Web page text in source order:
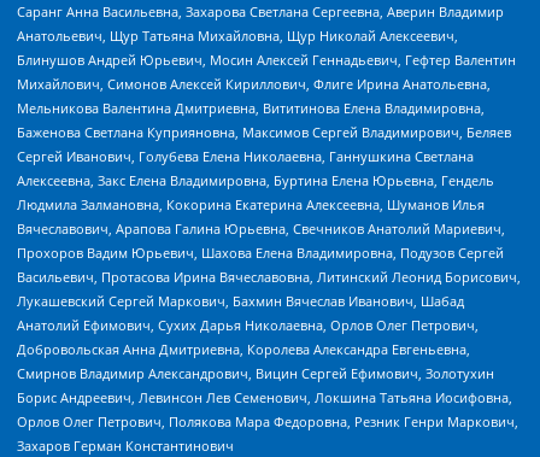
Саранг Анна Васильевна, Захарова Светлана Сергеевна, Аверин Владимир
Анатольевич, Щур Татьяна Михайловна, Щур Николай Алексеевич,
Блинушов Андрей Юрьевич, Мосин Алексей Геннадьевич, Гефтер Валентин
Михайлович, Симонов Алексей Кириллович, Флиге Ирина Анатольевна,
Мельникова Валентина Дмитриевна, Вититинова Елена Владимировна,
Баженова Светлана Куприяновна, Максимов Сергей Владимирович, Беляев
Сергей Иванович, Голубева Елена Николаевна, Ганнушкина Светлана
Алексеевна, Закс Елена Владимировна, Буртина Елена Юрьевна, Гендель
Людмила Залмановна, Кокорина Екатерина Алексеевна, Шуманов Илья
Вячеславович, Арапова Галина Юрьевна, Свечников Анатолий Мариевич,
Прохоров Вадим Юрьевич, Шахова Елена Владимировна, Подузов Сергей
Васильевич, Протасова Ирина Вячеславовна, Литинский Леонид Борисович,
Лукашевский Сергей Маркович, Бахмин Вячеслав Иванович, Шабад
Анатолий Ефимович, Сухих Дарья Николаевна, Орлов Олег Петрович,
Добровольская Анна Дмитриевна, Королева Александра Евгеньевна,
Смирнов Владимир Александрович, Вицин Сергей Ефимович, Золотухин
Борис Андреевич, Левинсон Лев Семенович, Локшина Татьяна Иосифовна,
Орлов Олег Петрович, Полякова Мара Федоровна, Резник Генри Маркович,
Захаров Герман Константинович